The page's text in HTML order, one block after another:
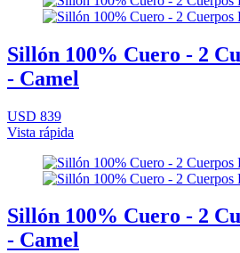
Sillón 100% Cuero - 2
- Camel
USD 839
Vista rápida
Sillón 100% Cuero - 2
- Camel